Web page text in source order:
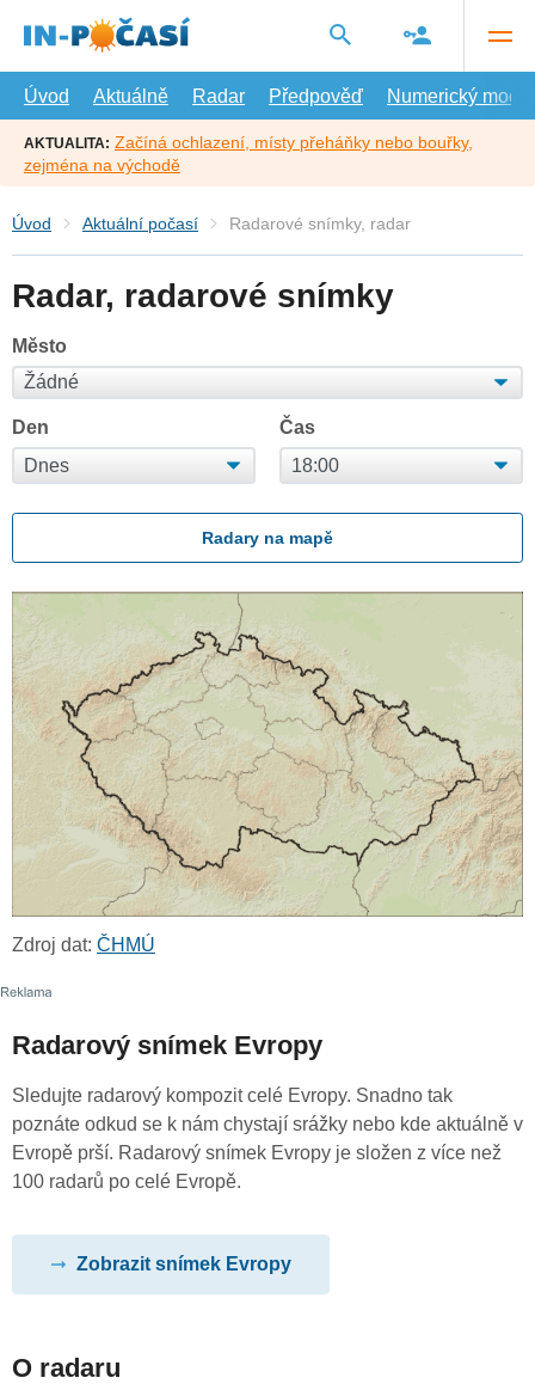
hlavní
Úvod
Aktuálně Radar Předpověď Numerický model
AKTUALITA: Začíná ochlazení, místy přeháňky nebo bouřky,
zejména na východě
Úvod Aktuální počasí Radarové snímky, radar
Radar, radarové snímky
Město
Den Čas
Radary na mapě
Zdroj dat: ČHMÚ
Radarový snímek Evropy
Sledujte radarový kompozit celé Evropy. Snadno tak
poznáte odkud se k nám chystají srážky nebo kde aktuálně v
Evropě prší. Radarový snímek Evropy je složen z více než
100 radarů po celé Evropě.
Zobrazit snímek Evropy
O radaru